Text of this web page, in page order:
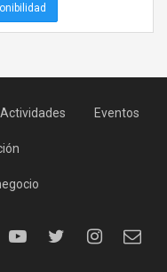
Actividades Eventos